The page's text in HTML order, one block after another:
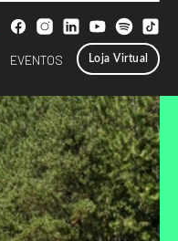
EVENTOS Loja Virtual